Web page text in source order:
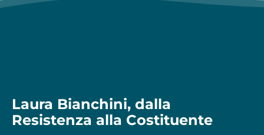
Laura Bianchini, dalla
Resistenza alla Costituente